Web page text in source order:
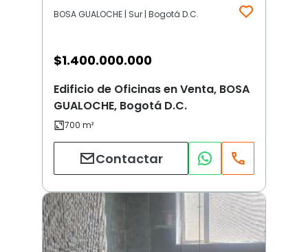
BOSA GUALOCHE | Sur | Bogotá D.C.
$1.400.000.000
Edificio de Oficinas en Venta, BOSA
GUALOCHE, Bogotá D.C.
Contactar